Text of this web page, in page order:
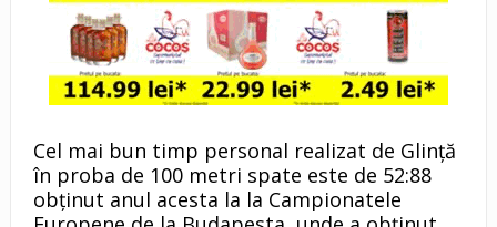
Cel mai bun timp personal realizat de Glință
în proba de 100 metri spate este de 52:88
obținut anul acesta la la Campionatele